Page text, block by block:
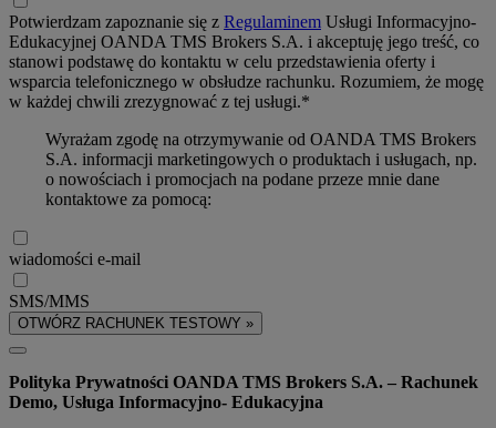
Potwierdzam zapoznanie się z Regulaminem Usługi Informacyjno-
Edukacyjnej OANDA TMS Brokers S.A. i akceptuję jego treść, co
stanowi podstawę do kontaktu w celu przedstawienia oferty i
wsparcia telefonicznego w obsłudze rachunku. Rozumiem, że mogę
w każdej chwili zrezygnować z tej usługi.*
Wyrażam zgodę na otrzymywanie od OANDA TMS Brokers
S.A. informacji marketingowych o produktach i usługach, np.
o nowościach i promocjach na podane przeze mnie dane
kontaktowe za pomocą:
wiadomości e-mail
SMS/MMS
OTWÓRZ RACHUNEK TESTOWY »
Polityka Prywatności OANDA TMS Brokers S.A. – Rachunek
Demo, Usługa Informacyjno- Edukacyjna